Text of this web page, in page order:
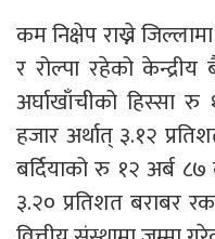
कम निक्षेप राख्ने
र रोल्पा रहेको
अर्घाखाँचीको हिस्सा
हजार अर्थात् ३.१२
बर्दियाको रु १२ अर्ब
३.२० प्रतिशत बराबर